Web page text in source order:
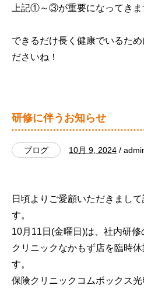
上記①～③が重要になってきま
できるだけ長く健康でいるた
ださいね！
研修に伴うお知らせ
ブログ 10月 9, 2024 /
日頃よりご愛顧いただきまし
す。
10月11日(金曜日)は、社内研
クリニックなかもず店を臨時
す。
保険クリニックコムボックス